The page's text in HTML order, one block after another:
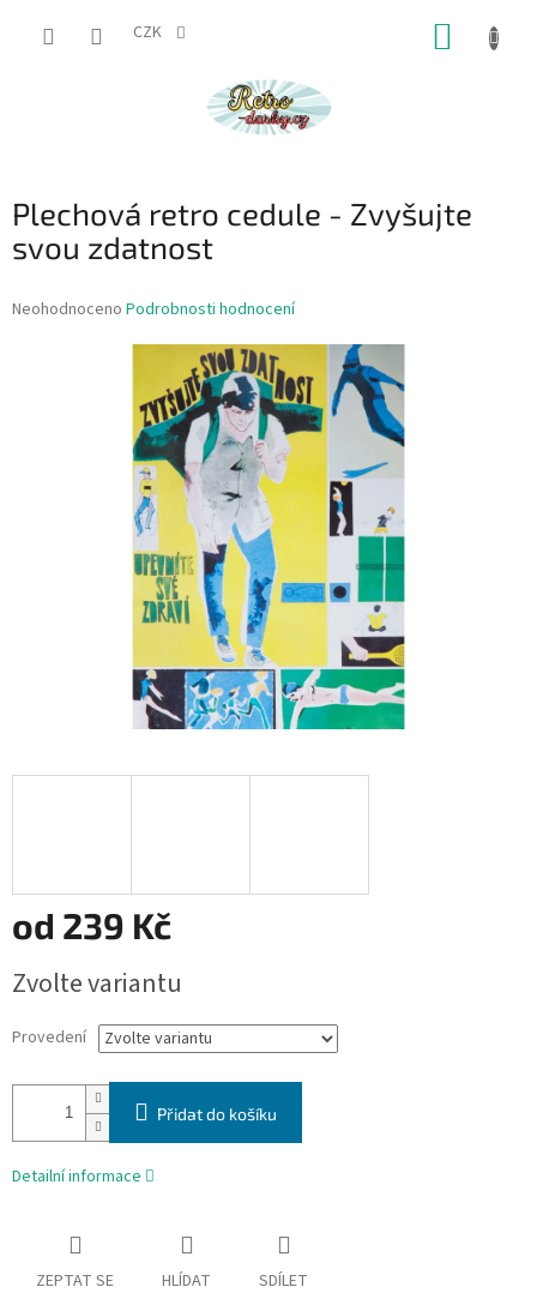
CZK
Plechová retro cedule - Zvyšujte
svou zdatnost
Průměrné
Neohodnoceno Podrobnosti hodnocení
od 239 Kč
cena:
Zvolte variantu
Provedení
Přidat do košíku
Detailní informace
ZEPTAT SE HLÍDAT SDÍLET